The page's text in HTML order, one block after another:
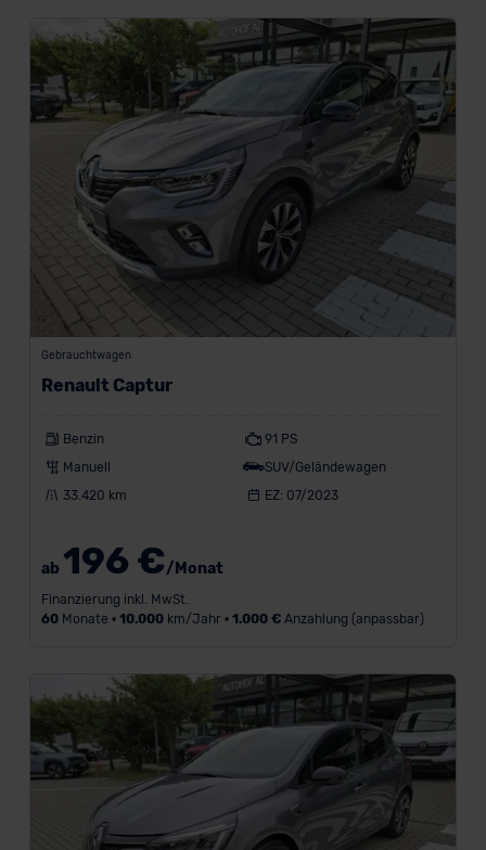
Gebrauchtwagen
Renault Captur
Benzin
91 PS
Manuell
SUV/Geländewagen
33.420 km
EZ: 07/2023
ab 196 €/Monat
Finanzierung inkl. MwSt.
60Monate • 10.000km/Jahr • 1.000 €Anzahlung (anpassbar)